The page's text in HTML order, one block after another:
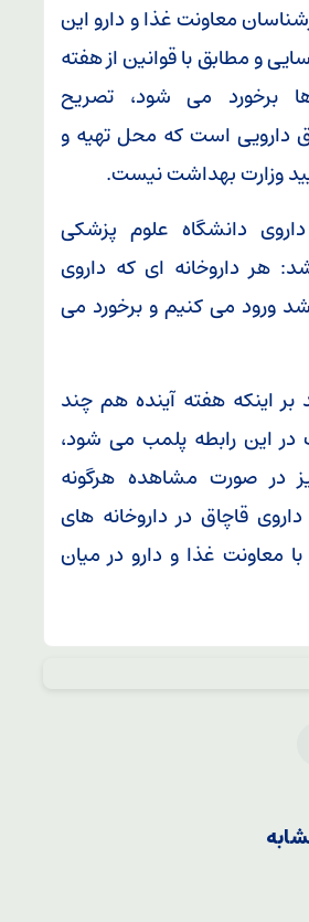
معاونت غذا و دارو این
و مطابق با قوانین از هفته
برخورد می شود، تصریح
دارویی است که محل تهیه و
وزارت بهداشت نیست.
دانشگاه علوم پزشکی
هر داروخانه ای که داروی
ورود می کنیم و برخورد می
بر اینکه هفته آینده هم چند
در این رابطه پلمب می شود،
در صورت مشاهده هرگونه
قاچاق در داروخانه های
با معاونت غذا و دارو در میان